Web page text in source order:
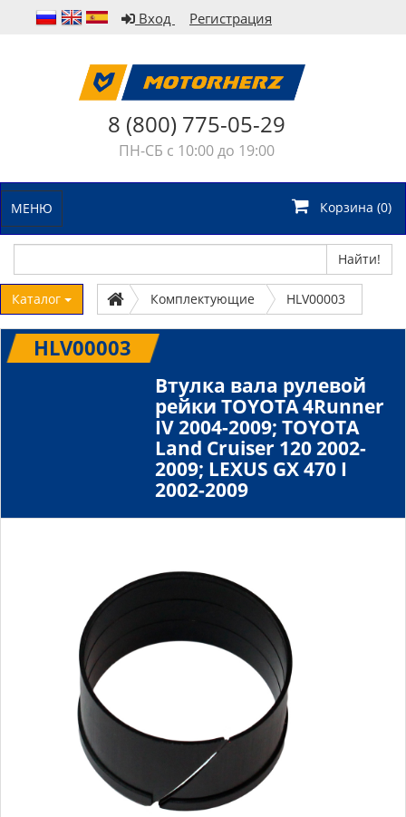
Вход Регистрация
8 (800) 775-05-29
ПН-СБ с 10:00 до 19:00
МЕНЮ Корзина (0)
Найти!
Каталог Комплектующие HLV00003
HLV00003
Втулка вала рулевой
рейки TOYOTA 4Runner
IV 2004-2009; TOYOTA
Land Cruiser 120 2002-
2009; LEXUS GX 470 I
2002-2009